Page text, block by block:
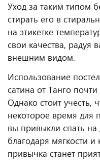
Уход за таким типом
стирать его в
на этикетке
свои качества, радуя
внешним видом.
Использование
сатина от Танго
Однако стоит учесть,
некоторое время для
вы привыкли спать на
благодаря мягкости и
привычка станет